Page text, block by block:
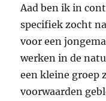
Aad ben ik in
specifiek zocht
voor een
werken in de
een kleine groep
voorwaarden